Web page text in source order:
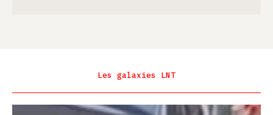
Les galaxies LNT